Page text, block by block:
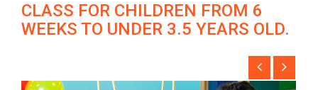
CLASS FOR CHILDREN FROM 6
WEEKS TO UNDER 3.5 YEARS OLD.